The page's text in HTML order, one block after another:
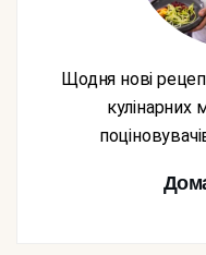
Щодня нові рецепти від домашніх господинь,
кулінарних